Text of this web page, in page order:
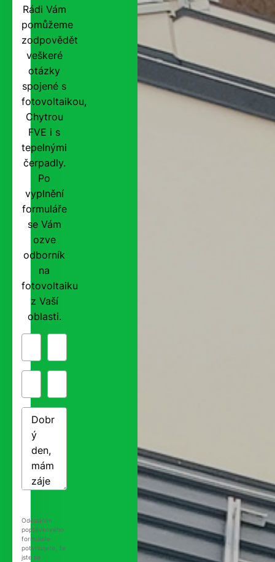
Rádi Vám
pomůžeme
zodpovědět
veškeré
otázky
spojené s
fotovoltaikou,
Chytrou
FVE i s
tepelnými
čerpadly.
Po
vyplnění
formuláře
se Vám
ozve
odborník
na
fotovoltaiku
z Vaší
oblasti.
Odesláním
poptávkového
formuláře
potvrzujete, že
jste se